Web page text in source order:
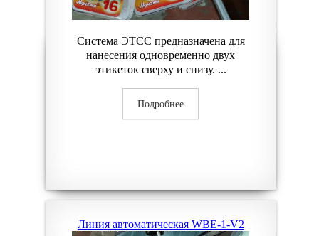
Система ЭТСС предназначена для
нанесения одновременно двух
этикеток сверху и снизу. ...
Подробнее
Линия автоматическая WBE-1-V2